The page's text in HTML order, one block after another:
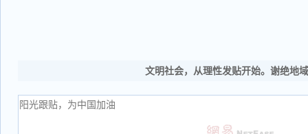
文明社会，从理性发贴开始。谢绝地